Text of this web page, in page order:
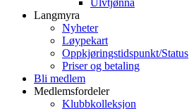
Ulvtjønna
Langmyra
Nyheter
Løypekart
Oppkjøringstidspunkt/Status
Priser og betaling
Bli medlem
Medlemsfordeler
Klubbkolleksjon